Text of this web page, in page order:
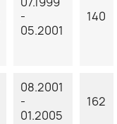
-
05.2001
140
08.2001
-
01.2005
162